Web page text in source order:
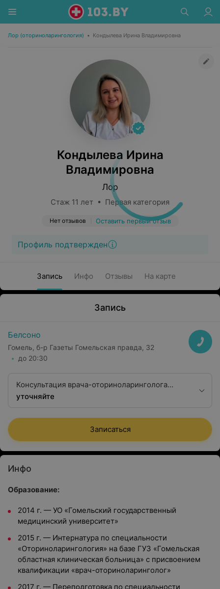
Лор (оториноларингология) • Кондылева Ирина Владимировна
Кондылева Ирина
Владимировна
Лор
Стаж 11 лет • Первая категория
Нет отзывов Оставить первый отзыв
Профиль подтвержден
Запись Инфо Отзывы На карте
Запись
Белсоно
Гомель, б-р Газеты Гомельская правда, 32
до 20:30
Консультация врача-оториноларинголога
первой квалификационной категории
уточняйте
Записаться
Инфо
Образование:
2014 г. — УО «Гомельский государственный
медицинский университет»
2015 г. — Интернатура по специальности
«Оториноларингология» на базе ГУЗ «Гомельская
областная клиническая больница» с присвоением
квалификации «врач-оториноларинголог»
2017 г. — Переподготовка по специальности